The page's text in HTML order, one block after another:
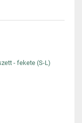
- fekete (S-L)